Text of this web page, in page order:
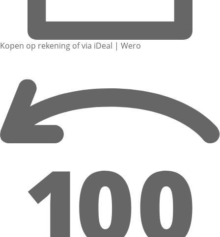
Kopen op rekening of via iDeal | Wero